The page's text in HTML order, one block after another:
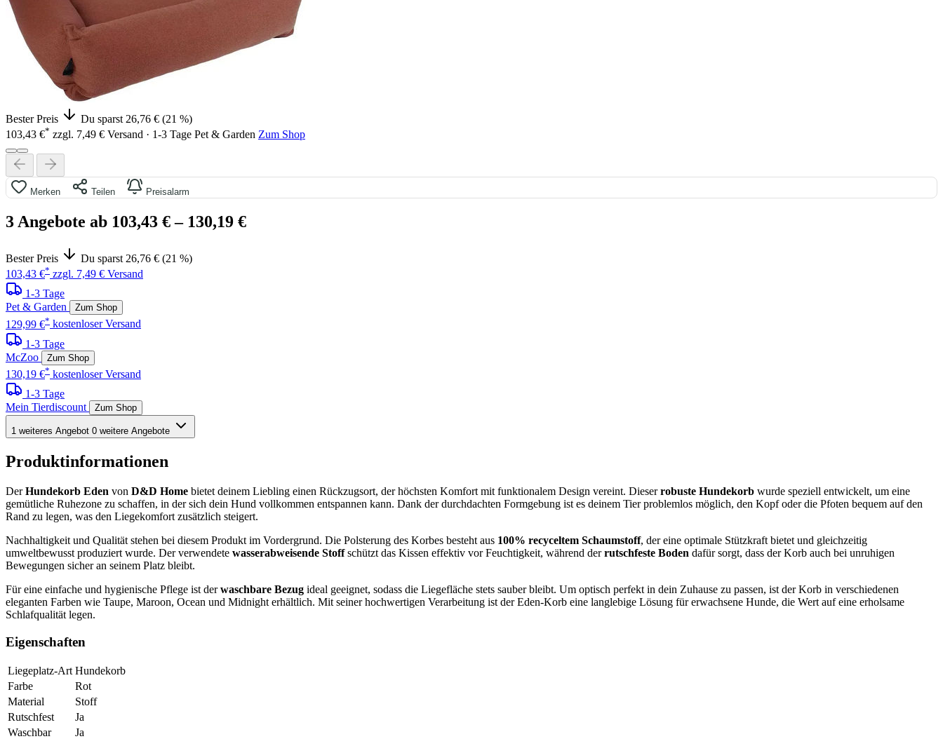
Bester Preis
Du sparst 26,76 € (21 %)
103,43 €* zzgl. 7,49 € Versand · 1-3 Tage Pet & Garden Zum Shop
Merken Teilen Preisalarm
3 Angebote ab 103,43 €– 130,19 €
Bester Preis
Du sparst 26,76 € (21 %)
103,43 €* zzgl. 7,49 € Versand
1-3 Tage
Pet & Garden
Zum Shop
129,99 €* kostenloser Versand
1-3 Tage
McZoo
Zum Shop
130,19 €* kostenloser Versand
1-3 Tage
Mein Tierdiscount
Zum Shop
1 weiteres Angebot 0 weitere Angebote
Produktinformationen
DerHundekorb Eden von D&D Home bietet deinem Liebling einen Rückzugsort, der höchsten Komfort mit funktionalem Design vereint. Dieserrobuste Hundekorb wurde speziell entwickelt, um eine
gemütliche Ruhezone zu schaffen, in der sich dein Hund vollkommen entspannen kann. Dank der durchdachten Formgebung ist es deinem Tier problemlos möglich, den Kopf oder die Pfoten bequem auf den
Rand zu legen, was den Liegekomfort zusätzlich steigert.
Nachhaltigkeit und Qualität stehen bei diesem Produkt im Vordergrund. Die Polsterung des Korbes besteht aus 100% recyceltem Schaumstoff, der eine optimale Stützkraft bietet und gleichzeitig
umweltbewusst produziert wurde. Der verwendete wasserabweisende Stoffschützt das Kissen effektiv vor Feuchtigkeit, während derrutschfeste Boden dafür sorgt, dass der Korb auch bei unruhigen
Bewegungen sicher an seinem Platz bleibt.
Für eine einfache und hygienische Pflege ist derwaschbare Bezug ideal geeignet, sodass die Liegefläche stets sauber bleibt. Um optisch perfekt in dein Zuhause zu passen, ist der Korb in verschiedenen
eleganten Farben wie Taupe, Maroon, Ocean und Midnight erhältlich. Mit seiner hochwertigen Verarbeitung ist der Eden-Korb eine langlebige Lösung für erwachsene Hunde, die Wert auf eine erholsame
Schlafqualität legen.
Eigenschaften
Liegeplatz-Art Hundekorb
Farbe
Rot
Material
Stoff
Rutschfest
Ja
Waschbar
Ja